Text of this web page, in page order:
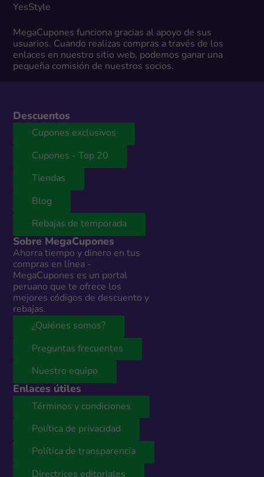
YesStyle
MegaCupones funciona gracias al apoyo de sus
usuarios. Cuando realizas compras a través de los
enlaces en nuestro sitio web, podemos ganar una
pequeña comisión de nuestros socios.
Descuentos
Cupones exclusivos
Cupones - Top 20
Tiendas
Blog
Rebajas de temporada
Sobre MegaCupones
Ahorra tiempo y dinero en tus
compras en línea -
MegaCupones es un portal
peruano que te ofrece los
mejores códigos de descuento y
rebajas.
¿Quiénes somos?
Preguntas frecuentes
Nuestro equipo
Enlaces útiles
Términos y condiciones
Política de privacidad
Política de transparencia
Directrices editoriales